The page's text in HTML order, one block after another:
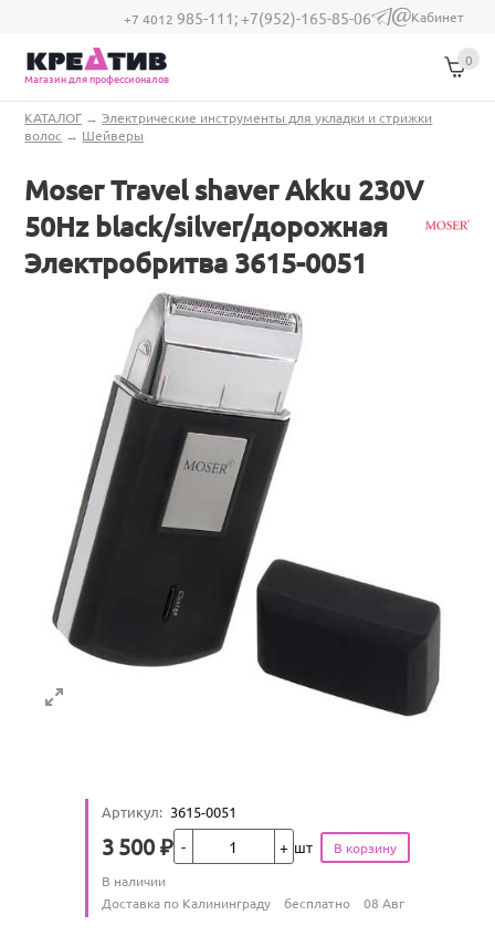
Перейти к основному содержанию
+7 4012 985-111;+7(952)-165-85-06
(link sends e-
Кабинет
Магазин для профессионалов
0
Вы здесь
КАТАЛОГ →Электрические инструменты для укладки и стрижки
волос → Шейверы
Moser Travel shaver Akku 230V
50Hz black/silver/дорожная
Электробритва 3615-0051
Артикул: 3615-0051
Цена
3 500 ₽Кол-во шт
Количество
В наличии
Условия доставки
Доставка по Калининграду бесплатно 08 Авг